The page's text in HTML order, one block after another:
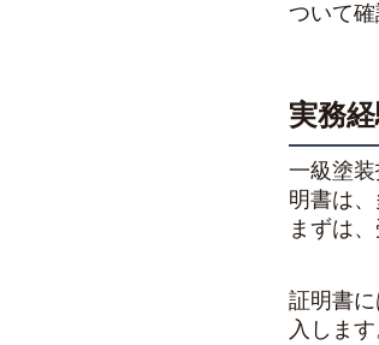
ついて確
実務
一級塗
明書は
まずは
証明書
入しま